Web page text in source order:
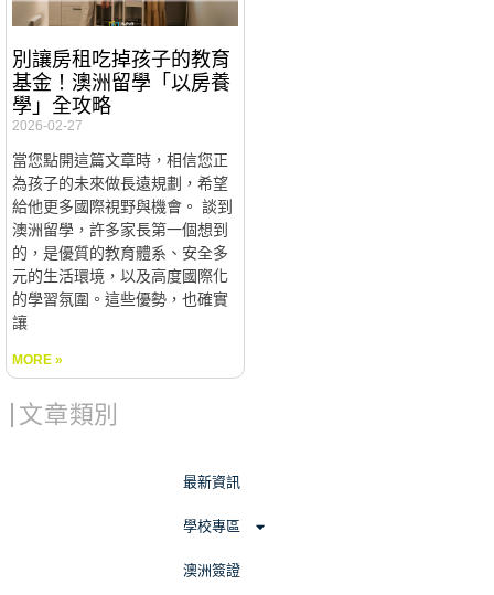
別讓房租吃掉孩子的教育
基金！澳洲留學「以房養
學」全攻略
2026-02-27
當您點開這篇文章時，相信您正
為孩子的未來做長遠規劃，希望
給他更多國際視野與機會。 談到
澳洲留學，許多家長第一個想到
的，是優質的教育體系、安全多
元的生活環境，以及高度國際化
的學習氛圍。這些優勢，也確實
讓
MORE »
文章類別
最新資訊
學校專區
澳洲簽證